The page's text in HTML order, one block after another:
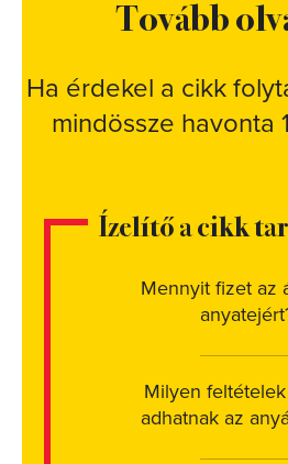
Tovább
Ha érdekel a cikk
mindössze havonta
Ízelítő a cikk
Mennyit fizet az
Milyen
adhatnak az